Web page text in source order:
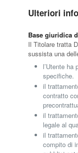
Ulteriori
Base giuridica
Il Titolare tratta
sussista una
l’Utente
specifiche.
il
contratto
il
legale al
il
compito di